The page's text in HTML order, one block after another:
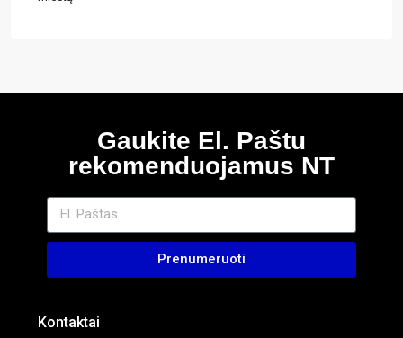
Gaukite El. Paštu
rekomenduojamus NT
Prenumeruoti
Kontaktai